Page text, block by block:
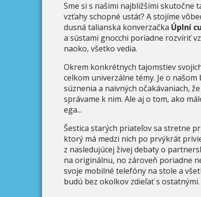
Sme si s našimi najbližšími skutočne
vzťahy schopné ustáť? A stojíme
dusná talianska konverzačka Úplní
a sústami gnocchi poriadne rozvíriť
naoko, všetko vedia.
Okrem konkrétnych tajomstiev
celkom univerzálne témy. Je o
súznenia a naivných očakávaniach,
správame k nim. Ale aj o tom, ako
ega...
Šestica starých priateľov sa stretne
ktorý má medzi nich po prvýkrát
z nasledujúcej živej debaty o
na originálnu, no zároveň poriadne
svoje mobilné telefóny na stole a
budú bez okolkov zdieľať s ostatnými.